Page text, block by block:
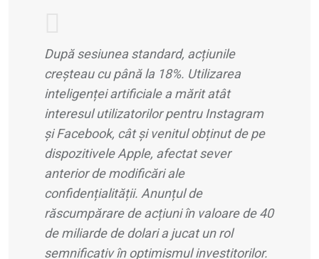
După sesiunea standard, acțiunile
creșteau cu până la 18%. Utilizarea
inteligenței artificiale a mărit atât
interesul utilizatorilor pentru Instagram
și Facebook, cât și venitul obținut de pe
dispozitivele Apple, afectat sever
anterior de modificări ale
confidențialității. Anunțul de
răscumpărare de acțiuni în valoare de 40
de miliarde de dolari a jucat un rol
semnificativ în optimismul investitorilor.